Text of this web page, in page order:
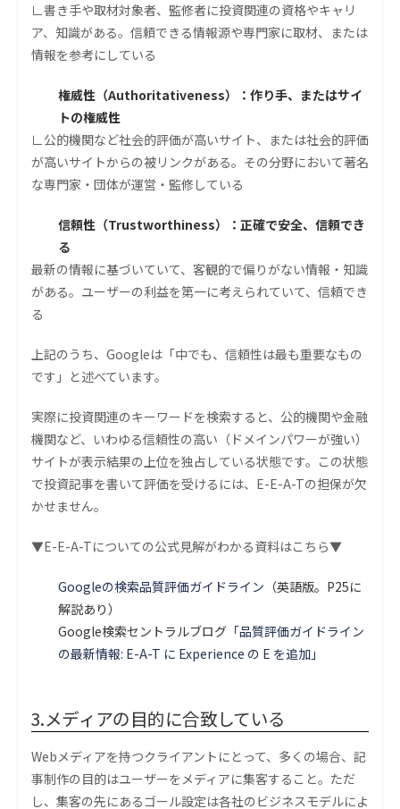
∟書き手や取材対象者、監修者に投資関連の資格やキャリ
ア、知識がある。信頼できる情報源や専門家に取材、または
情報を参考にしている
権威性（Authoritativeness）：作り手、またはサイ
トの権威性
∟公的機関など社会的評価が高いサイト、または社会的評価
が高いサイトからの被リンクがある。その分野において著名
な専門家・団体が運営・監修している
信頼性（Trustworthiness）：正確で安全、信頼でき
る
最新の情報に基づいていて、客観的で偏りがない情報・知識
がある。ユーザーの利益を第一に考えられていて、信頼でき
る
上記のうち、Googleは「中でも、信頼性は最も重要なもの
です」と述べています。
実際に投資関連のキーワードを検索すると、公的機関や金融
機関など、いわゆる信頼性の高い（ドメインパワーが強い）
サイトが表示結果の上位を独占している状態です。この状態
で投資記事を書いて評価を受けるには、E-E-A-Tの担保が欠
かせません。
▼E-E-A-Tについての公式見解がわかる資料はこちら▼
Googleの検索品質評価ガイドライン （英語版。P25に
解説あり）
Google検索セントラルブログ 「品質評価ガイドライン
の最新情報: E-A-T に Experience の E を追加」
3.メディアの目的に合致している
Webメディアを持つクライアントにとって、多くの場合、記
事制作の目的はユーザーをメディアに集客すること。ただ
し、集客の先にあるゴール設定は各社のビジネスモデルによ